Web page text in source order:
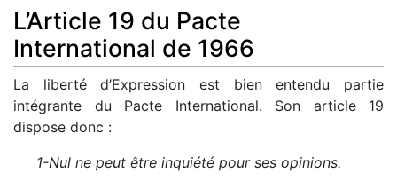
L’Article 19 du Pacte
International de 1966
La liberté d’Expression est bien entendu partie
intégrante du Pacte International. Son article 19
dispose donc :
1-Nul ne peut être inquiété pour ses opinions.